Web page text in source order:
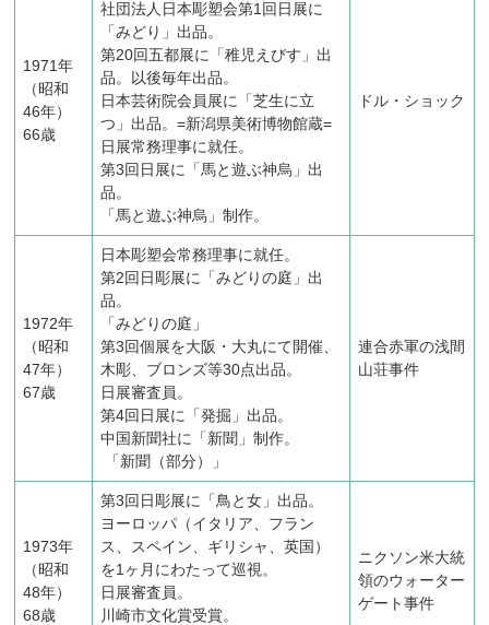
1971年
（昭和
46年）
66歳
社団法人日本彫塑会第1回日展に
「みどり」出品。
第20回五都展に「稚児えびす」出
品。以後毎年出品。
日本芸術院会員展に「芝生に立
つ」出品。=新潟県美術博物館蔵=
日展常務理事に就任。
第3回日展に「馬と遊ぶ神烏」出
品。
「馬と遊ぶ神烏」制作。
ドル・ショック
1972年
（昭和
47年）
67歳
日本彫塑会常務理事に就任。
第2回日彫展に「みどりの庭」出
品。
「みどりの庭」
第3回個展を大阪・大丸にて開催、
木彫、ブロンズ等30点出品。
日展審査員。
第4回日展に「発掘」出品。
中国新聞社に「新聞」制作。
「新聞（部分）」
連合赤軍の浅間
山荘事件
1973年
（昭和
48年）
68歳
第3回日彫展に「鳥と女」出品。
ヨーロッパ（イタリア、フラン
ス、スペイン、ギリシャ、英国）
を1ヶ月にわたって巡視。
日展審査員。
川崎市文化賞受賞。
ニクソン米大統
領のウォーター
ゲート事件